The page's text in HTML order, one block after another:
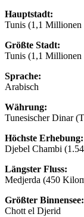
Hauptstadt:
Tunis (1,1
Größte Stadt:
Tunis (1,1
Sprache:
Arabisch
Währung:
Tunesischer Dinar
Höchste Erhebung:
Djebel Chambi
Längster Fluss:
Medjerda (450
Größter Binnensee:
Chott el Djerid